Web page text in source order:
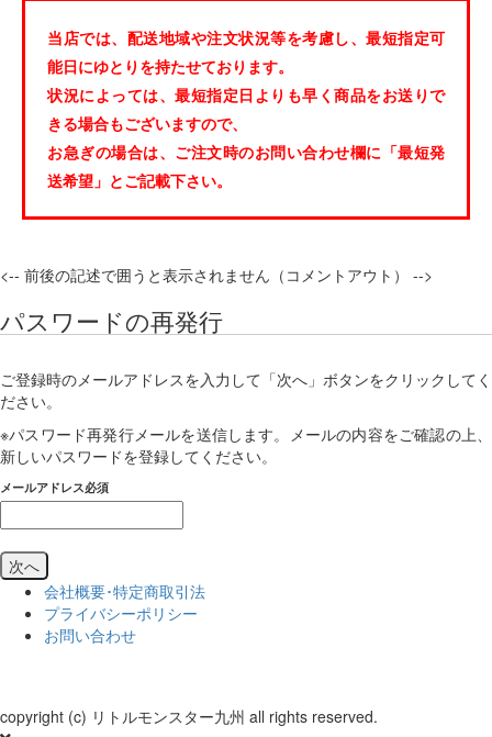
当店では、配送地域や注文状況等を考慮し、最短指定可
能日にゆとりを持たせております。
状況によっては、最短指定日よりも早く商品をお送りで
きる場合もございますので、
お急ぎの場合は、ご注文時のお問い合わせ欄に「最短発
送希望」とご記載下さい。️
<-- 前後の記述で囲うと表示されません（コメントアウト） -->
パスワードの再発行
ご登録時のメールアドレスを入力して「次へ」ボタンをクリックしてく
ださい。
※パスワード再発行メールを送信します。メールの内容をご確認の上、
新しいパスワードを登録してください。
メールアドレス必須
次へ
会社概要･特定商取引法
プライバシーポリシー
お問い合わせ
copyright (c) リトルモンスター九州 all rights reserved.